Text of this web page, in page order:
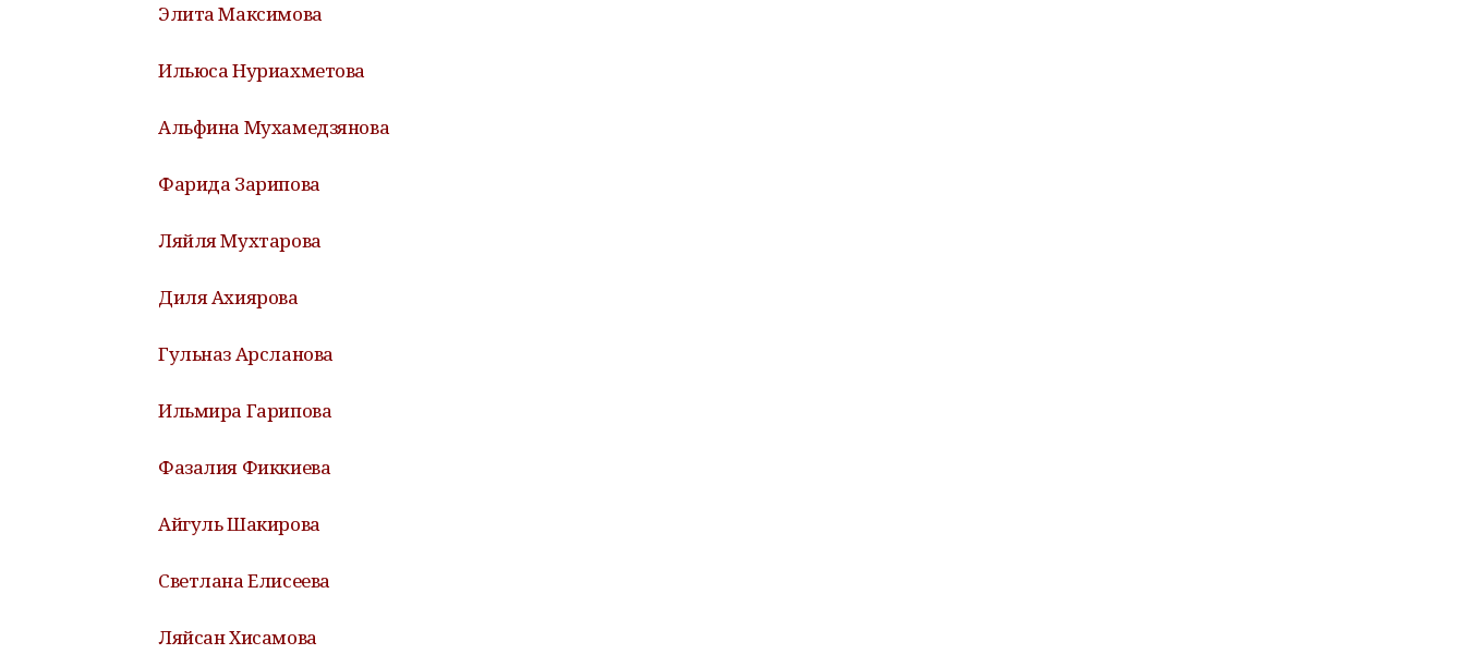
Элита Максимова
Ильюса Нуриахметова
Альфина Мухамедзянова
Фарида Зарипова
Ляйля Мухтарова
Диля Ахиярова
Гульназ Арсланова
Ильмира Гарипова
Фазалия Фиккиева
Айгуль Шакирова
Светлана Елисеева
Ляйсан Хисамова